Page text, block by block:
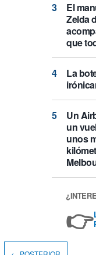
El
Zelda
que
La
Un
un
unos
👉